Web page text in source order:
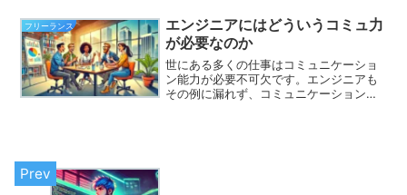
ださい。メリット案件(仕事)を探しやす
いやはりこれが一番大き...
フリーランス
エンジニアにはどういうコミュ力
が必要なのか
世にある多くの仕事はコミュニケーショ
ン能力が必要不可欠です。エンジニアも
その例に漏れず、コミュニケーション能